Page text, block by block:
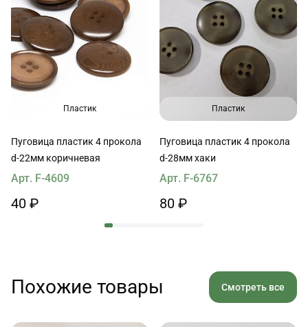
Пластик
Пуговица пластик 4 прокола
d-22мм коричневая
Арт. F-4609
40 ₽
Пластик
Пуговица пластик 4 прокола
d-28мм хаки
Арт. F-6767
80 ₽
Похожие товары Смотреть все